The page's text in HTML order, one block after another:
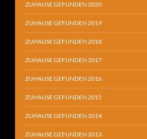
ZUHAUSE GEFUNDEN 2020
ZUHAUSE GEFUNDEN 2019
ZUHAUSE GEFUNDEN 2018
ZUHAUSE GEFUNDEN 2017
ZUHAUSE GEFUNDEN 2016
ZUHAUSE GEFUNDEN 2015
ZUHAUSE GEFUNDEN 2014
ZUHAUSE GEFUNDEN 2013